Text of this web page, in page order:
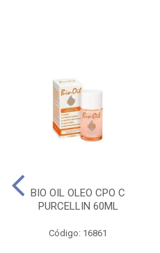
BIO OIL OLEO CPO C
PURCELLIN 60ML
Código: 16861